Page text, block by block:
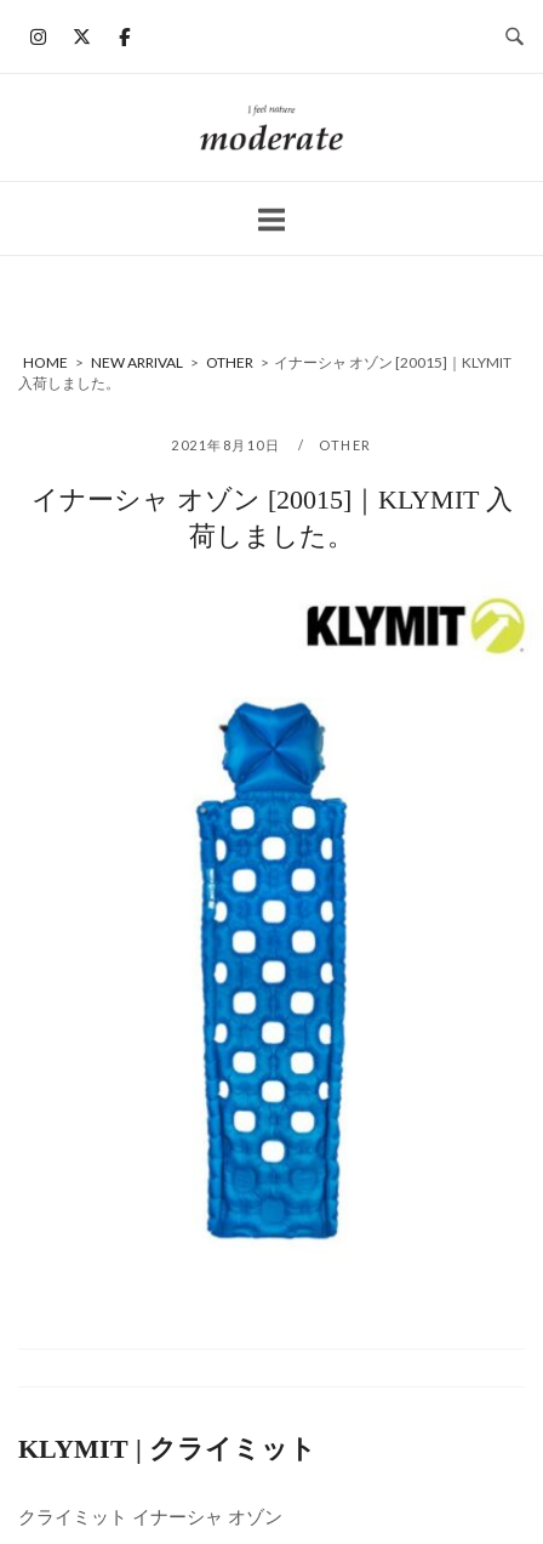
ホ
ー
HOME > NEW ARRIVAL > OTHER > イナーシャ オゾン [20015]｜KLYMIT
入荷しました。
2021年8月10日 OTHER
イナーシャ オゾン [20015]｜KLYMIT 入
荷しました。
KLYMIT | クライミット
クライミット イナーシャ オゾン